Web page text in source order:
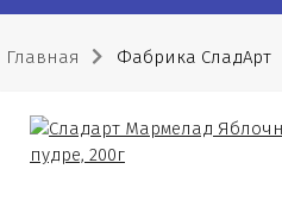
Главная Фабрика СладАрт